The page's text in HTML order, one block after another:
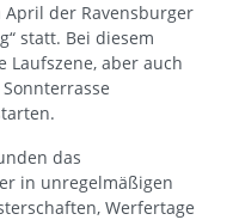
April der Ravensburger
statt. Bei diesem
Laufszene, aber auch
das
in unregelmäßigen
Werfertage